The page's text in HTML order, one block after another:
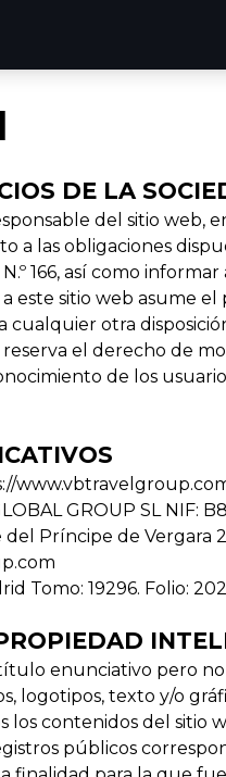
DE LA
del sitio
las obligaciones
166, así como
este sitio web asume
cualquier otra
reserva el derecho de
de los
GROUP SL NIF:
del Príncipe de Vergara
Tomo: 19296. Folio:
enunciativo pero
logotipos, texto y/o
los contenidos del
públicos